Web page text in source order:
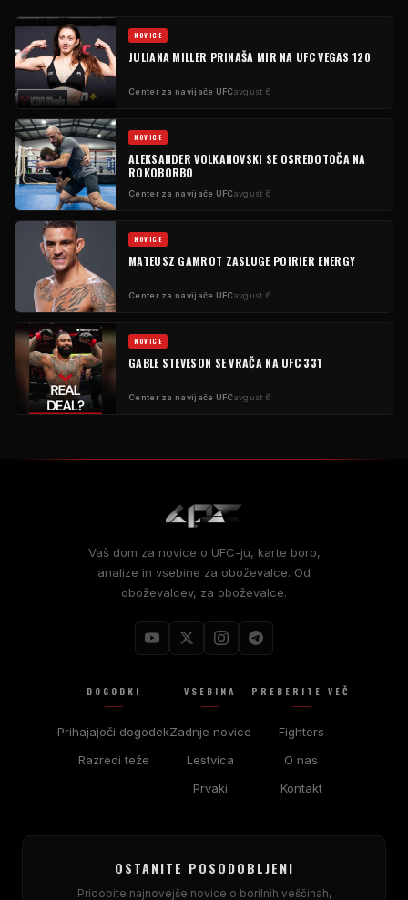
NOVICE
JULIANA MILLER PRINAŠA MIR NA UFC VEGAS 120
Center za navijače UFCavgust 6
NOVICE
ALEKSANDER VOLKANOVSKI SE OSREDOTOČA NA
ROKOBORBO
Center za navijače UFCavgust 6
NOVICE
MATEUSZ GAMROT ZASLUGE POIRIER ENERGY
Center za navijače UFCavgust 6
NOVICE
GABLE STEVESON SE VRAČA NA UFC 331
Center za navijače UFCavgust 6
Vaš dom za novice o UFC-ju, karte borb,
analize in vsebine za oboževalce. Od
oboževalcev, za oboževalce.
DOGODKI
Prihajajoči dogodek
Razredi teže
VSEBINA
Zadnje novice
Lestvica
Prvaki
PREBERITE VEČ
Fighters
O nas
Kontakt
OSTANITE POSODOBLJENI
Pridobite najnovejše novice o borilnih veščinah,